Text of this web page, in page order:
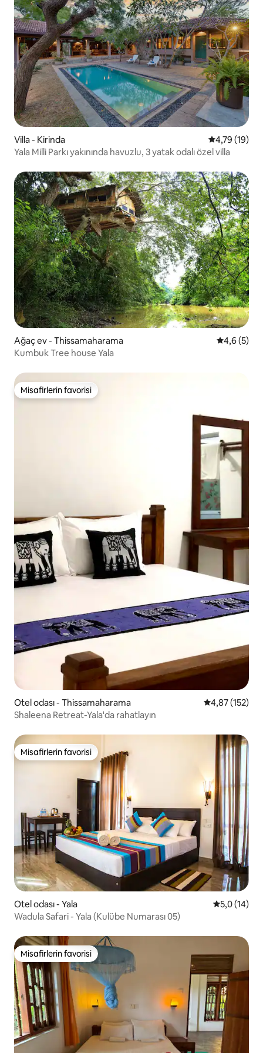
Villa - Kirinda 5 üzerinden
4,79 (19)
Yala Milli Parkı yakınında havuzlu, 3 yatak odalı özel villa
Ağaç ev - Thissamaharama 54,6 (5)
Kumbuk Tree house Yala
Misafirlerin favorisi
Misafirlerin favorisi
Otel odası - Thissamaharama 5 üzerinden
4,87 (152)
Shaleena Retreat-Yala'da rahatlayın
Misafirlerin favorisi
Misafirlerin favorisi
Otel odası - Yala 55,0 (14)
Wadula Safari - Yala (Kulübe Numarası 05)
Misafirlerin favorisi
Misafirlerin favorisi